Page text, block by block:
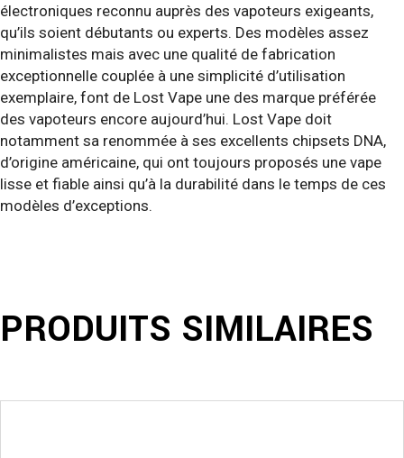
électroniques reconnu auprès des vapoteurs exigeants,
qu’ils soient débutants ou experts. Des modèles assez
minimalistes mais avec une qualité de fabrication
exceptionnelle couplée à une simplicité d’utilisation
exemplaire, font de Lost Vape une des marque préférée
des vapoteurs encore aujourd’hui. Lost Vape doit
notamment sa renommée à ses excellents chipsets DNA,
d’origine américaine, qui ont toujours proposés une vape
lisse et fiable ainsi qu’à la durabilité dans le temps de ces
modèles d’exceptions.
PRODUITS SIMILAIRES